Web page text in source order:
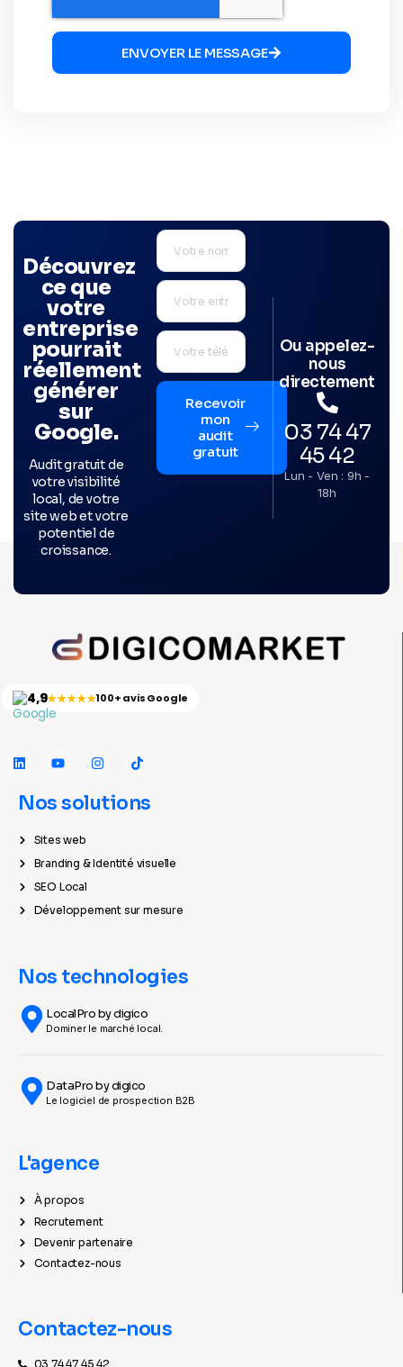
ENVOYER LE MESSAGE
Découvrez
ce que
votre
entreprise
pourrait
réellement
générer
sur
Google.
Audit gratuit de
votre visibilité
local, de votre
site web et votre
potentiel de
croissance.
Recevoir
mon
audit
gratuit
Ou appelez-
nous
directement
03 74 47
45 42
Lun - Ven : 9h -
18h
4,9★★★★★100+ avis Google
Nos solutions
Sites web
Branding & Identité visuelle
SEO Local
Développement sur mesure
Nos technologies
LocalPro by digico
Dominer le marché local.
DataPro by digico
Le logiciel de prospection B2B
L'agence
À propos
Recrutement
Devenir partenaire
Contactez-nous
Contactez-nous
03 74 47 45 42